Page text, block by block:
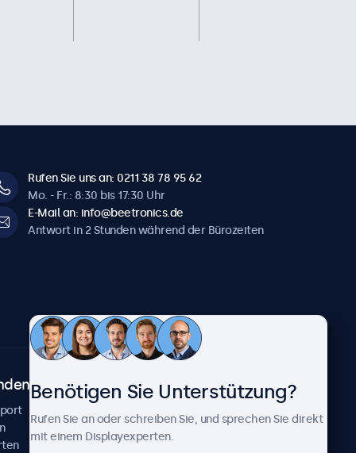
Rufen Sie uns an: 0211 38 78 95 62
Mo. - Fr.: 8:30 bis 17:30 Uhr
E-Mail an: info@beetronics.de
Antwort in 2 Stunden während der Bürozeiten
Über Beetronics
Neuigkeiten und Updates
Über uns
Benötigen Sie Unterstützung?
Rufen Sie an oder schreiben Sie, und sprechen Sie direkt
mit einem Displayexperten.